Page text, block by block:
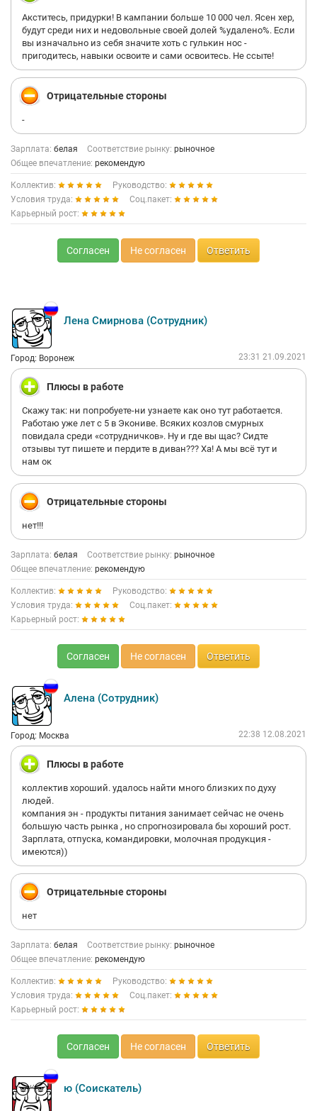
Акститесь, придурки! В кампании больше 10 000 чел. Ясен хер,
будут среди них и недовольные своей долей %удалено%. Если
вы изначально из себя значите хоть с гулькин нос -
пригодитесь, навыки освоите и сами освоитесь. Не ссыте!
Отрицательные стороны
-
Зарплата: белая Соответствие рынку: рыночное
Общее впечатление: рекомендую
Коллектив:
Руководство:
Условия труда:
Соц.пакет:
Карьерный рост:
Согласен Не согласен Ответить
Лена Смирнова (Сотрудник)
Город: Воронеж 23:31 21.09.2021
Плюсы в работе
Скажу так: ни попробуете-ни узнаете как оно тут работается.
Работаю уже лет с 5 в Экониве. Всяких козлов смурных
повидала среди «сотрудничков». Ну и где вы щас? Сидте
отзывы тут пишете и пердите в диван??? Ха! А мы всё тут и
нам ок
Отрицательные стороны
нет!!!
Зарплата: белая Соответствие рынку: рыночное
Общее впечатление: рекомендую
Коллектив:
Руководство:
Условия труда:
Соц.пакет:
Карьерный рост:
Согласен Не согласен Ответить
Алена (Сотрудник)
Город: Москва 22:38 12.08.2021
Плюсы в работе
коллектив хороший. удалось найти много близких по духу
людей.
компания эн - продукты питания занимает сейчас не очень
большую часть рынка , но спрогнозировала бы хороший рост.
Зарплата, отпуска, командировки, молочная продукция -
имеются))
Отрицательные стороны
нет
Зарплата: белая Соответствие рынку: рыночное
Общее впечатление: рекомендую
Коллектив:
Руководство:
Условия труда:
Соц.пакет:
Карьерный рост:
Согласен Не согласен Ответить
ю (Соискатель)